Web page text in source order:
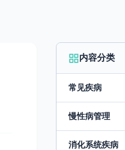
内容分类
常见疾病
慢性病管理
消化系统疾病